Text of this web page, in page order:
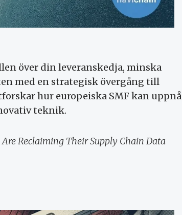
över din leveranskedja, minska
med en strategisk övergång till
hur europeiska SMF kan uppnå
teknik.
Reclaiming Their Supply Chain Data